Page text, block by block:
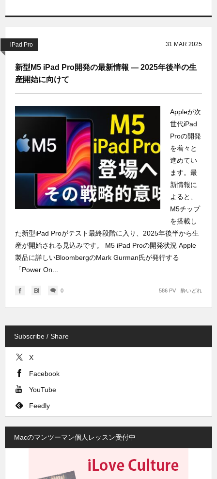
iPad Pro 31 MAR 2025
新型M5 iPad Pro開発の最新情報 ― 2025年後半の生
産開始に向けて
Appleが次
世代iPad
Proの開発
を着々と
進めてい
ます。最
新情報に
よると、
M5チップ
を搭載し
た新型iPad Proがテスト最終段階に入り、2025年後半から生
産が開始される見込みです。 M5 iPad Proの開発状況 Apple
製品に詳しいBloombergのMark Gurman氏が発行する
「Power On...
0 酔いどれ
586 PV
Subscribe / Share
X
Facebook
YouTube
Feedly
Macのマンツーマン個人レッスン受付中